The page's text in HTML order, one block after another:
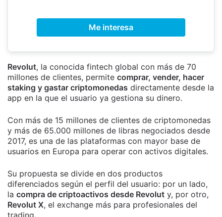
Me interesa
Revolut, la conocida fintech global con más de 70
millones de clientes, permite comprar, vender, hacer
staking y gastar criptomonedas directamente desde la
app en la que el usuario ya gestiona su dinero.
Con más de 15 millones de clientes de criptomonedas
y más de 65.000 millones de libras negociados desde
2017, es una de las plataformas con mayor base de
usuarios en Europa para operar con activos digitales.
Su propuesta se divide en dos productos
diferenciados según el perfil del usuario: por un lado,
la compra de criptoactivos desde Revolut y, por otro,
Revolut X, el exchange más para profesionales del